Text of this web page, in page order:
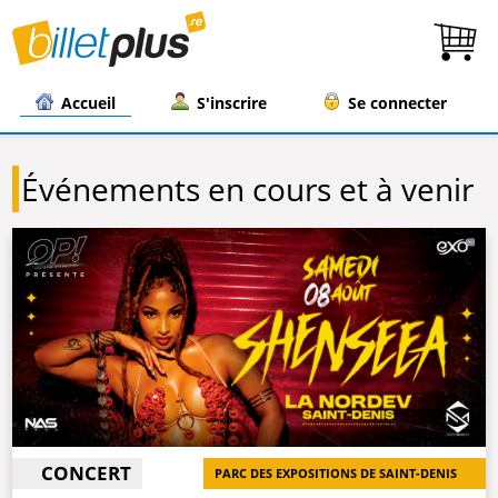
Accueil S'inscrire Se connecter
Événements en cours et à venir
PARC DES EXPOSITIONS DE SAINT-DENIS
CONCERT